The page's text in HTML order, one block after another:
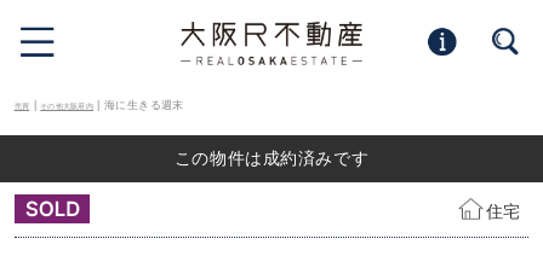
売買 |その他大阪府内 | 海に生きる週末
この物件は成約済みです
住宅